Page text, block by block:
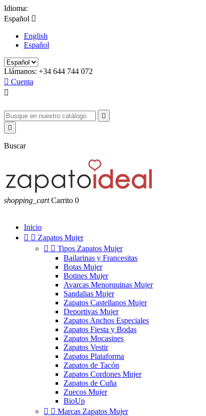
Idioma:
Español 
English
Español
Llámanos: +34 644 744 072
 Cuenta



Buscar
shopping_cart Carrito 0
Inicio
  Zapatos Mujer
  Tipos Zapatos Mujer
Bailarinas y Francesitas
Botas Mujer
Botines Mujer
Avarcas Menorquinas Mujer
Sandalias Mujer
Zapatos Castellanos Mujer
Deportivas Mujer
Zapatos Anchos Especiales
Zapatos Fiesta y Bodas
Zapatos Mocasines
Zapatos Vestir
Zapatos Plataforma
Zapatos de Tacón
Zapatos Cordones Mujer
Zapatos de Cuña
Zuecos Mujer
BioUp
  Marcas Zapatos Mujer